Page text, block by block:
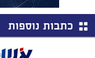
כתבות נוספות